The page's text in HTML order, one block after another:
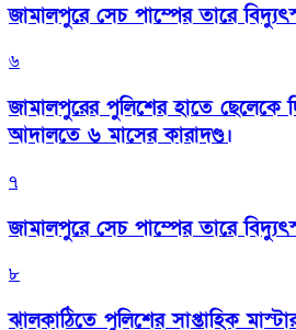
জামালপুরে সেচ পাম্পের তারে
৬
জামালপুরের পুলিশের হাতে ছেলেকে
আদালতে ৬ মাসের কারাদণ্ড।
৭
জামালপুরে সেচ পাম্পের তারে
৮
‎ঝালকাঠিতে পুলিশের সাপ্তাহিক